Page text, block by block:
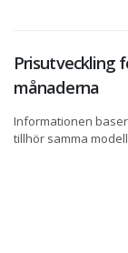
Prisutveckling
månaderna
Informationen
tillhör samma